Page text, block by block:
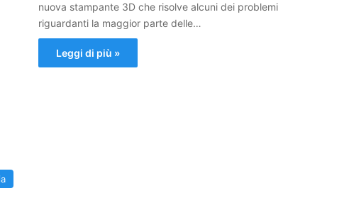
nuova stampante 3D che risolve alcuni dei problemi
riguardanti la maggior parte delle…
Leggi di più »